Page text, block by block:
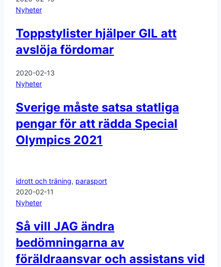
Nyheter
Toppstylister hjälper GIL att
avslöja fördomar
2020-02-13
Nyheter
Sverige måste satsa statliga
pengar för att rädda Special
Olympics 2021
idrott och träning, parasport
2020-02-11
Nyheter
Så vill JAG ändra
bedömningarna av
föräldraansvar och assistans vid